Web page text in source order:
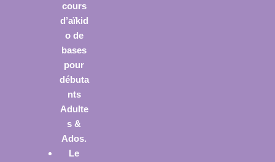
cours
d’aïkid
o de
bases
pour
débuta
nts
Adulte
s &
Ados.
Le